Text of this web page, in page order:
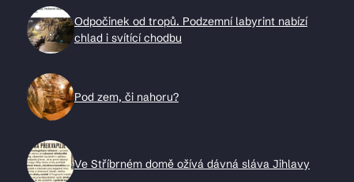
Odpočinek od tropů. Podzemní labyrint nabízí
chlad i svítící chodbu
Pod zem, či nahoru?
Ve Stříbrném domě ožívá dávná sláva Jihlavy